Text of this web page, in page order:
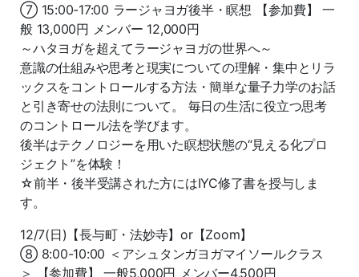
⑦ 15:00-17:00 ラージャヨガ後半・瞑想 【参加費】 一
般 13,000円 メンバー 12,000円
～ハタヨガを超えてラージャヨガの世界へ～
意識の仕組みや思考と現実についての理解・集中とリラ
ックスをコントロールする方法・簡単な量子力学のお話
と引き寄せの法則について。 毎日の生活に役立つ思考
のコントロール法を学びます。
後半はテクノロジーを用いた瞑想状態の“見える化プロ
ジェクト”を体験！
☆前半・後半受講された方にはIYC修了書を授与しま
す。
12/7(日)【長与町・法妙寺】or【Zoom】
⑧ 8:00-10:00 ＜アシュタンガヨガマイソールクラス
＞ 【参加費】 一般5,000円 メンバー4,500円